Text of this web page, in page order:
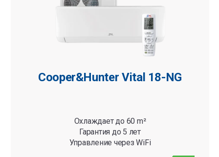
Cooper&Hunter Vital 18-NG
Охлаждает до 60 m²
Гарантия до 5 лет
Управление через WiFi